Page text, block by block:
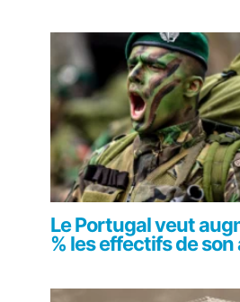
Le Portugal veut
% les effectifs de son